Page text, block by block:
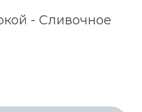
- Сливочное